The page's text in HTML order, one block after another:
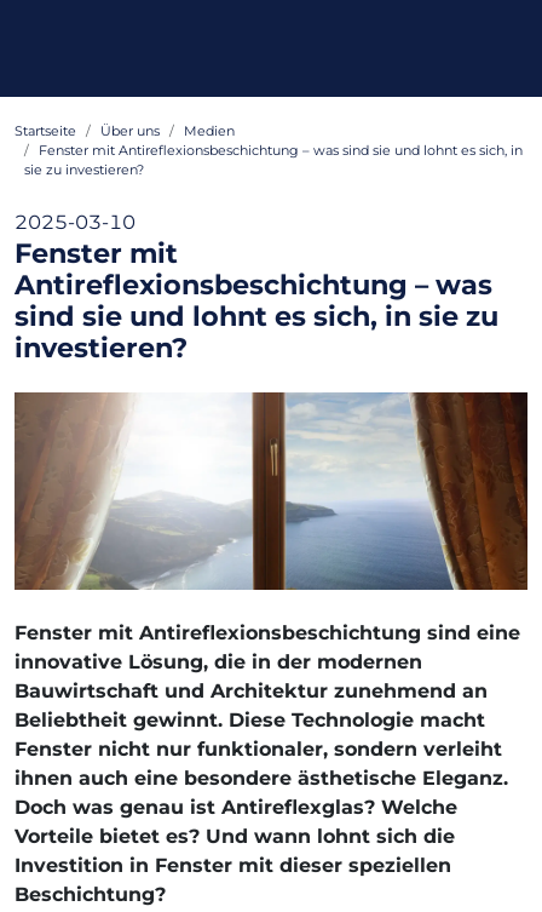
Startseite Über uns
Medien
Fenster mit Antireflexionsbeschichtung – was sind sie und lohnt es sich, in
sie zu investieren?
2025-03-10
Fenster mit
Antireflexionsbeschichtung – was
sind sie und lohnt es sich, in sie zu
investieren?
Fenster mit Antireflexionsbeschichtung sind eine
innovative Lösung, die in der modernen
Bauwirtschaft und Architektur zunehmend an
Beliebtheit gewinnt. Diese Technologie macht
Fenster nicht nur funktionaler, sondern verleiht
ihnen auch eine besondere ästhetische Eleganz.
Doch was genau ist Antireflexglas? Welche
Vorteile bietet es? Und wann lohnt sich die
Investition in Fenster mit dieser speziellen
Beschichtung?